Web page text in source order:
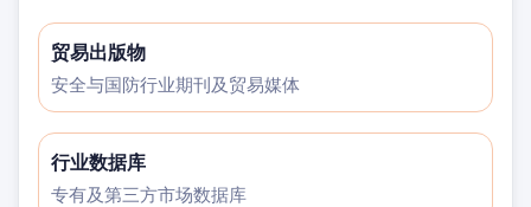
贸易出版物
安全与国防行业期刊及贸易媒体
行业数据库
专有及第三方市场数据库